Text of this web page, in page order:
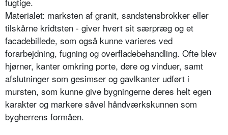
Materialet: marksten af granit, sandstensbrokker eller
tilskårne kridtsten - giver hvert sit særpræg og et
facadebillede, som også kunne varieres ved
forarbejdning, fugning og overfladebehandling. Ofte blev
hjørner, kanter omkring porte, døre og vinduer, samt
afslutninger som gesimser og gavlkanter udført i
mursten, som kunne give bygningerne deres helt egen
karakter og markere såvel håndværkskunnen som
bygherrens formåen.